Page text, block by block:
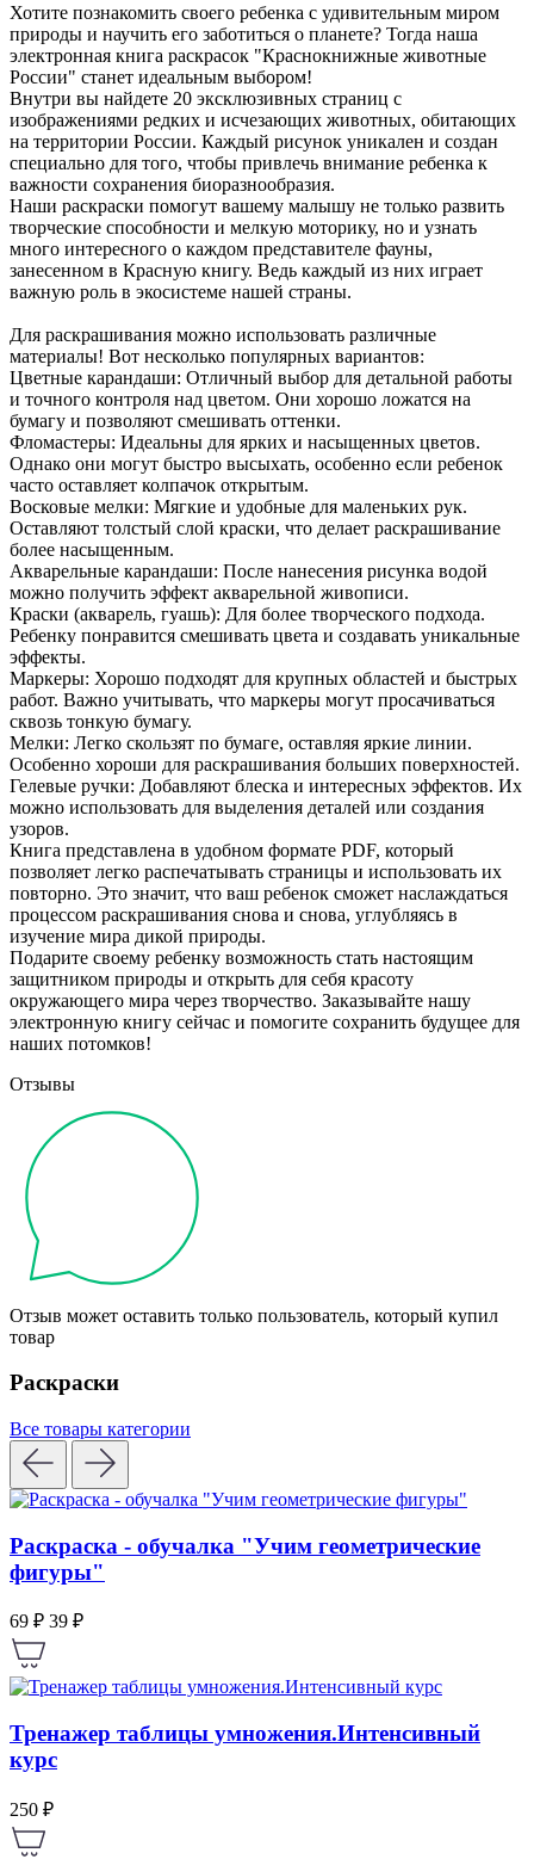
Хотите познакомить своего ребенка с удивительным миром
природы и научить его заботиться о планете? Тогда наша
электронная книга раскрасок "Краснокнижные животные
России" станет идеальным выбором!
Внутри вы найдете 20 эксклюзивных страниц с
изображениями редких и исчезающих животных, обитающих
на территории России. Каждый рисунок уникален и создан
специально для того, чтобы привлечь внимание ребенка к
важности сохранения биоразнообразия.
Наши раскраски помогут вашему малышу не только развить
творческие способности и мелкую моторику, но и узнать
много интересного о каждом представителе фауны,
занесенном в Красную книгу. Ведь каждый из них играет
важную роль в экосистеме нашей страны.
Для раскрашивания можно использовать различные
материалы! Вот несколько популярных вариантов:
Цветные карандаши: Отличный выбор для детальной работы
и точного контроля над цветом. Они хорошо ложатся на
бумагу и позволяют смешивать оттенки.
Фломастеры: Идеальны для ярких и насыщенных цветов.
Однако они могут быстро высыхать, особенно если ребенок
часто оставляет колпачок открытым.
Восковые мелки: Мягкие и удобные для маленьких рук.
Оставляют толстый слой краски, что делает раскрашивание
более насыщенным.
Акварельные карандаши: После нанесения рисунка водой
можно получить эффект акварельной живописи.
Краски (акварель, гуашь): Для более творческого подхода.
Ребенку понравится смешивать цвета и создавать уникальные
эффекты.
Маркеры: Хорошо подходят для крупных областей и быстрых
работ. Важно учитывать, что маркеры могут просачиваться
сквозь тонкую бумагу.
Мелки: Легко скользят по бумаге, оставляя яркие линии.
Особенно хороши для раскрашивания больших поверхностей.
Гелевые ручки: Добавляют блеска и интересных эффектов. Их
можно использовать для выделения деталей или создания
узоров.
Книга представлена в удобном формате PDF, который
позволяет легко распечатывать страницы и использовать их
повторно. Это значит, что ваш ребенок сможет наслаждаться
процессом раскрашивания снова и снова, углубляясь в
изучение мира дикой природы.
Подарите своему ребенку возможность стать настоящим
защитником природы и открыть для себя красоту
окружающего мира через творчество. Заказывайте нашу
электронную книгу сейчас и помогите сохранить будущее для
наших потомков!
Отзывы
Отзыв может оставить только пользователь, который купил
товар
Раскраски
Все товары категории
Раскраска - обучалка "Учим геометрические
фигуры"
69 ₽ 39 ₽
Тренажер таблицы умножения.Интенсивный
курс
250 ₽